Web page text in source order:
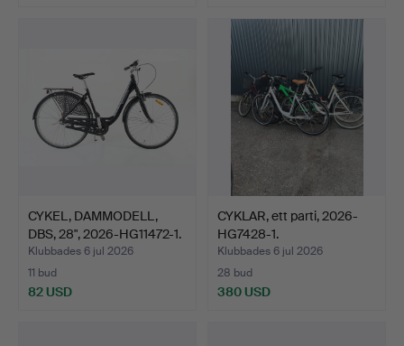
CYKEL, DAMMODELL,
DBS, 28", 2026-HG11472-1.
Klubbades 6 jul 2026
11 bud
82 USD
CYKLAR, ett parti, 2026-
HG7428-1.
Klubbades 6 jul 2026
28 bud
380 USD